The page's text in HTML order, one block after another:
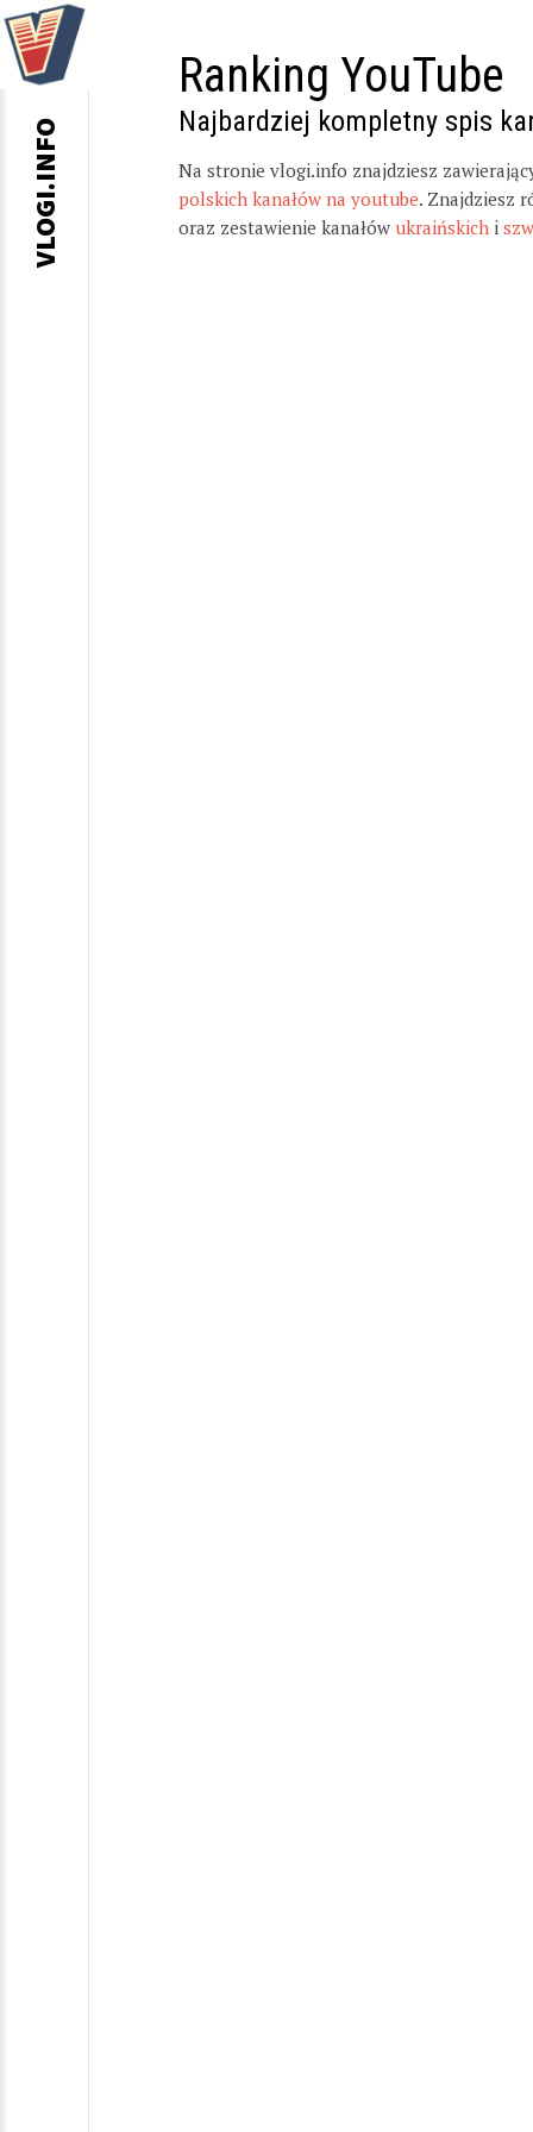
Ranking YouTube
Najbardziej kompletny spis
Na stronie vlogi.info znajdziesz
polskich kanałów na youtube. Znajdziesz
oraz zestawienie kanałów ukraińskich i
VLOGI.INFO